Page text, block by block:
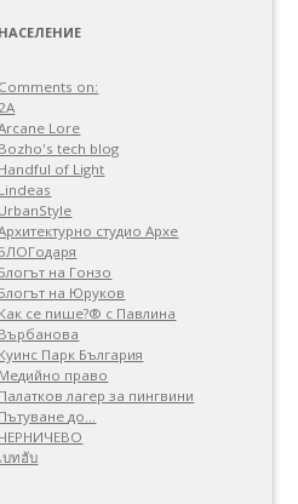
НАСЕЛЕНИЕ
Comments on:
2A
Lore
Bozho's tech blog
Handful of Light
Lindeas
UrbanStyle
студио Архе
БЛОГодаря
Блогът на Гонзо
Блогът на Юруков
Как се пише?® с Павлина
Върбанова
Куинс Парк България
Медийно право
Палатков лагер зa пингвини
Пътуване до…
ЧЕРНИЧЕВО
เบทฮับ